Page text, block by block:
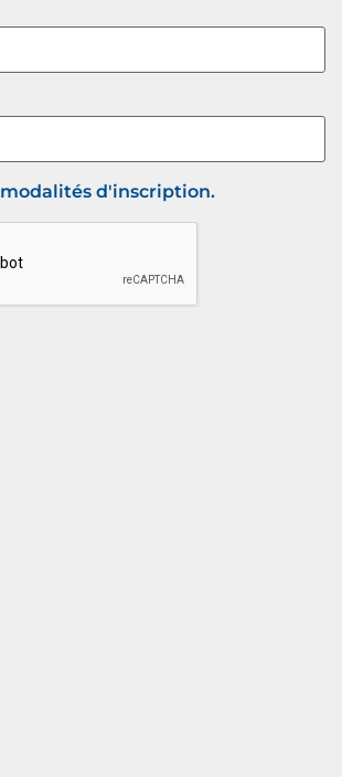
modalités d'inscription.